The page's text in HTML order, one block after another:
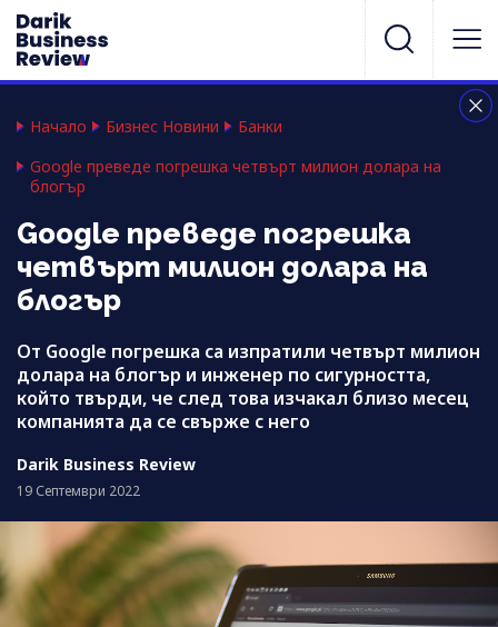
Начало Бизнес Новини
Банки
Google преведе погрешка четвърт милион долара на
блогър
Google преведе погрешка
четвърт милион долара на
блогър
От Google погрешка са изпратили четвърт милион
долара на блогър и инженер по сигурността,
който твърди, че след това изчакал близо месец
компанията да се свърже с него
Darik Business Review
19 Септември 2022